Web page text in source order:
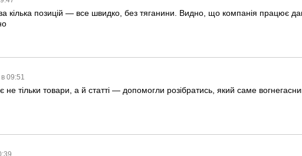
кілька позицій — все швидко, без тяганини. Видно, що компанія працює
09:51
тільки товари, а й статті — допомогли розібратись, який саме